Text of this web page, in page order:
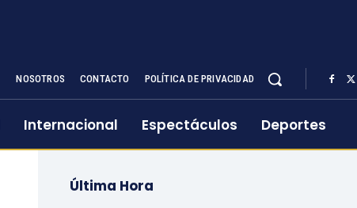
NOSOTROS CONTACTO POLÍTICA DE PRIVACIDAD
Internacional Espectáculos Deportes
Última Hora